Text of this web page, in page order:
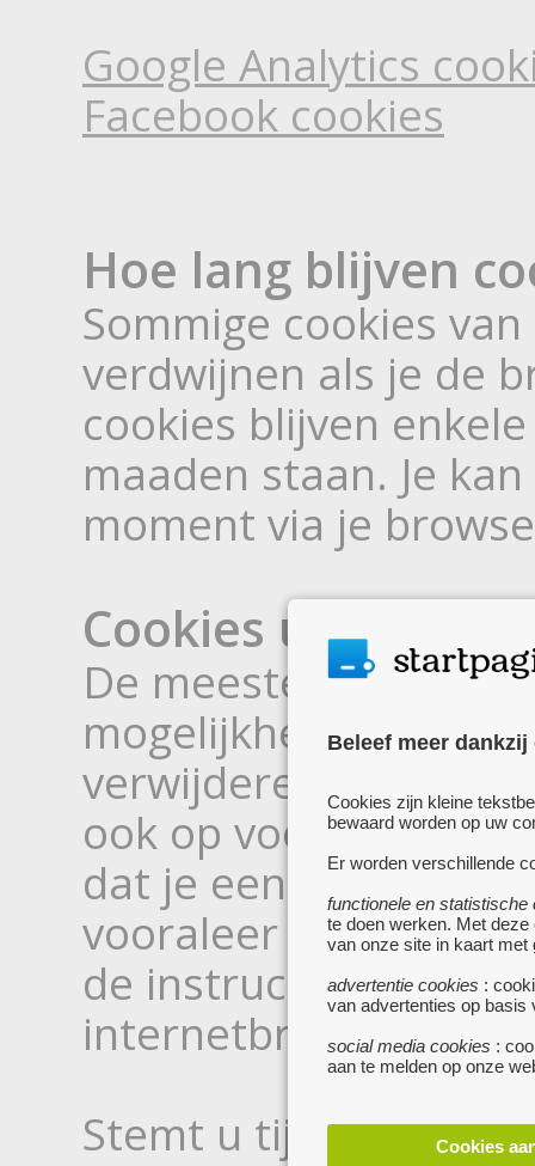
Beleef meer
Cookies zijn kleine
bewaard worden op uw
Er worden verschillende
functionele en statistische
te doen werken. Met
van onze site in kaart met
advertentie cookies :
van advertenties op basis
social media cookies :
aan te melden op onze
Cookies
Google Analytics
Facebook cookies
Hoe lang blijven
Sommige cookies
verdwijnen als je de
cookies blijven
maaden staan. Je
moment via je
Cookies
De meeste
mogelijkheid om
verwijderen van je
ook op voorhand
dat je een
vooraleer ze worden
de instructies of de
internetbrowser voor
Stemt u tijdens een